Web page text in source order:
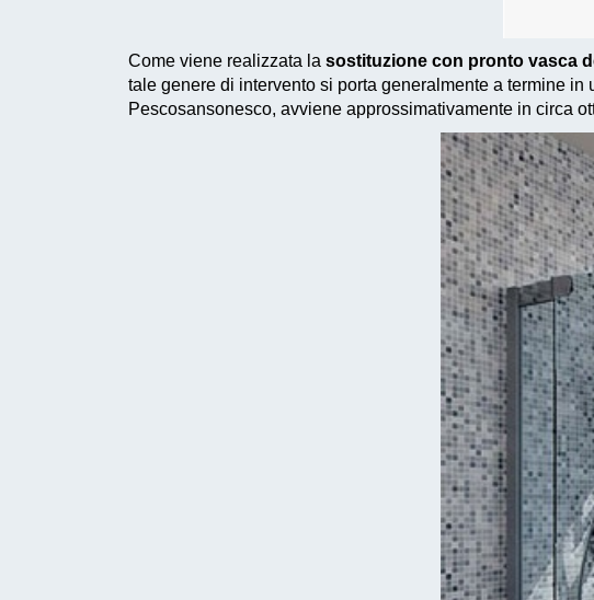
Come viene realizzata la sostituzione con pronto vasca
tale genere di intervento si porta generalmente a termine
Pescosansonesco, avviene approssimativamente in circa